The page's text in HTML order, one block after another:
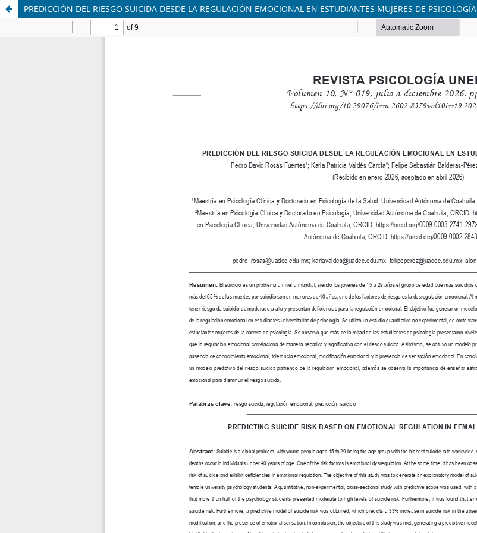
PREDICCIÓN DEL RIESGO SUICIDA DESDE LA REGULACIÓN EMOCIONAL EN ESTUDIANTES MUJERES DE PSICOLOGÍA